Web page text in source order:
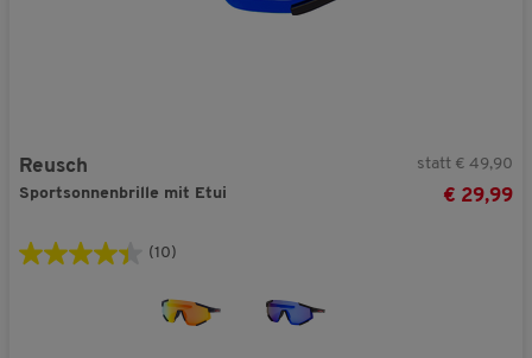
Reusch
Sportsonnenbrille mit Etui
statt € 49,90
€ 29,99
(10)